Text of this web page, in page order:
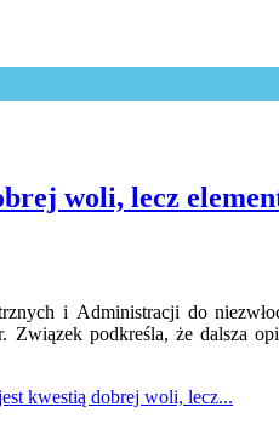
woli, lecz
i Administracji do
podkreśla, że dalsza
kwestią dobrej woli, lecz...